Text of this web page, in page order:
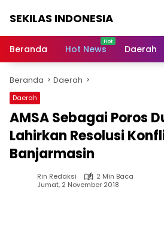
SEKILAS INDONESIA
Terkini,
Latest
World,
Headlines,
News
Today
Beranda Hot News Daerah
Beranda Daerah
Daerah
AMSA Sebagai Poros
Lahirkan Resolusi
Banjarmasin
Rin Redaksi
2 Min Baca
Jumat, 2 November 2018